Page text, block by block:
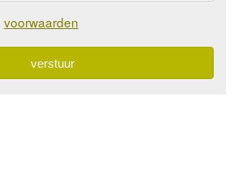
voorwaarden